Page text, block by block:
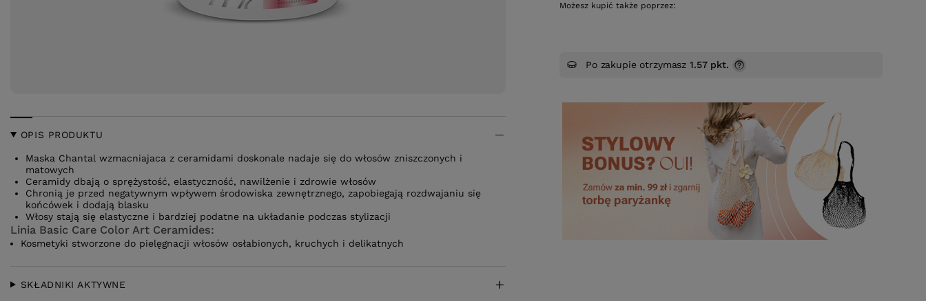
Możesz kupić także poprzez:
Po zakupie otrzymasz1.57 pkt.
OPIS PRODUKTU
Maska Chantal wzmacniajaca z ceramidami doskonale nadaje się do włosów zniszczonych i
matowych
Ceramidy dbają o sprężystość, elastyczność, nawilżenie i zdrowie włosów
Chronią je przed negatywnym wpływem środowiska zewnętrznego, zapobiegają rozdwajaniu się
końcówek i dodają blasku
Włosy stają się elastyczne i bardziej podatne na układanie podczas stylizacji
Linia Basic Care Color Art Ceramides:
Kosmetyki stworzone do pielęgnacji włosów osłabionych, kruchych i delikatnych
SKŁADNIKI AKTYWNE